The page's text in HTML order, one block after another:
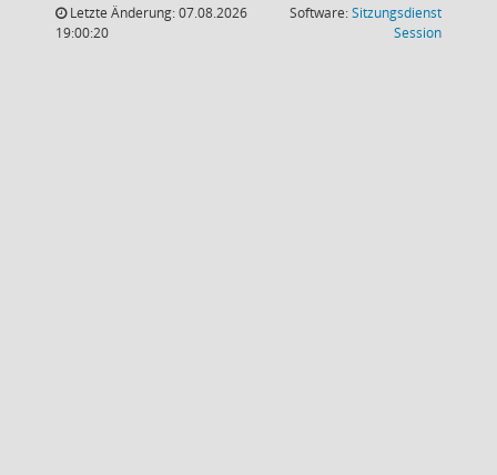
Letzte Änderung: 07.08.2026
19:00:20
Software:Sitzungsdienst
Session(Wird in